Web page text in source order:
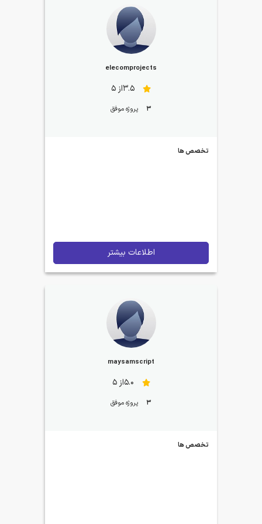
elecomprojects
3.5از 5
3 پروژه موفق
تخصص ها
اطلاعات بیشتر
maysamscript
5.0از 5
3 پروژه موفق
تخصص ها